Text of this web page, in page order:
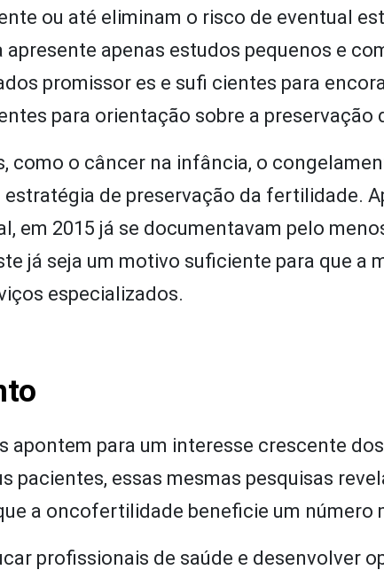
ou até eliminam o risco de eventual
apenas estudos pequenos e
promissor es e sufi cientes para
para orientação sobre a preservação
como o câncer na infância, o
de preservação da fertilidade.
em 2015 já se documentavam pelo
já seja um motivo suficiente para que a
especializados.
apontem para um interesse crescente
pacientes, essas mesmas pesquisas
a oncofertilidade beneficie um número
profissionais de saúde e desenvolver